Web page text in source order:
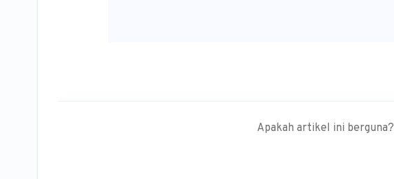
Apakah artikel ini berguna?